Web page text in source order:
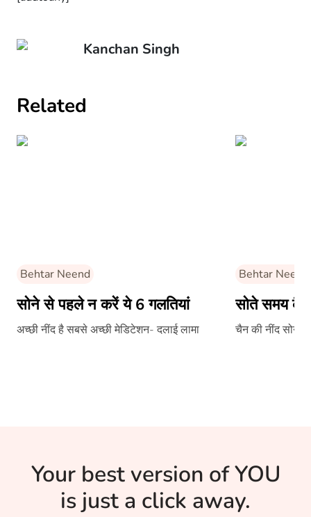
Kanchan Singh
Related
Behtar Neend
सोने से पहले न करें ये 6 गलतियां
अच्छी नींद है सबसे अच्छी मेडिटेशन- दलाई लामा
Behtar Neend
सोते समय
चैन की नींद सोने
Your best version of YOU
is just a click away.